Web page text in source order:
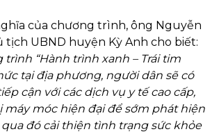
của chương trình, ông Nguyễn
tịch UBND huyện Kỳ Anh cho biết:
trình “Hành trình xanh – Trái tim
tại địa phương, người dân sẽ có
cận với các dịch vụ y tế cao cấp,
máy móc hiện đại để sớm phát hiện
đó cải thiện tình trạng sức khỏe